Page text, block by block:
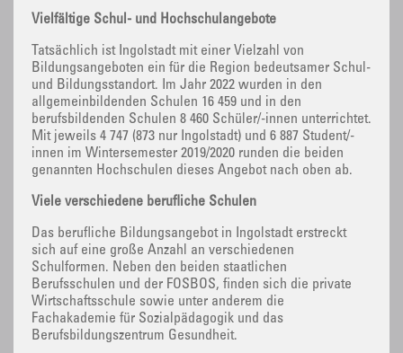
Vielfältige Schul- und Hochschulangebote
Tatsächlich ist Ingolstadt mit einer Vielzahl von
Bildungsangeboten ein für die Region bedeutsamer Schul-
und Bildungsstandort. Im Jahr 2022 wurden in den
allgemeinbildenden Schulen 16 459 und in den
berufsbildenden Schulen 8 460 Schüler/-innen unterrichtet.
Mit jeweils 4 747 (873 nur Ingolstadt) und 6 887 Student/-
innen im Wintersemester 2019/2020 runden die beiden
genannten Hochschulen dieses Angebot nach oben ab.
Viele verschiedene berufliche Schulen
Das berufliche Bildungsangebot in Ingolstadt erstreckt
sich auf eine große Anzahl an verschiedenen
Schulformen. Neben den beiden staatlichen
Berufsschulen und der FOSBOS, finden sich die private
Wirtschaftsschule sowie unter anderem die
Fachakademie für Sozialpädagogik und das
Berufsbildungszentrum Gesundheit.